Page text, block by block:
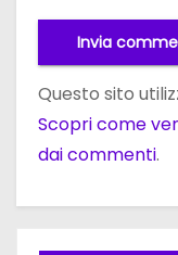
Questo sito
Scopri come
dai commenti.